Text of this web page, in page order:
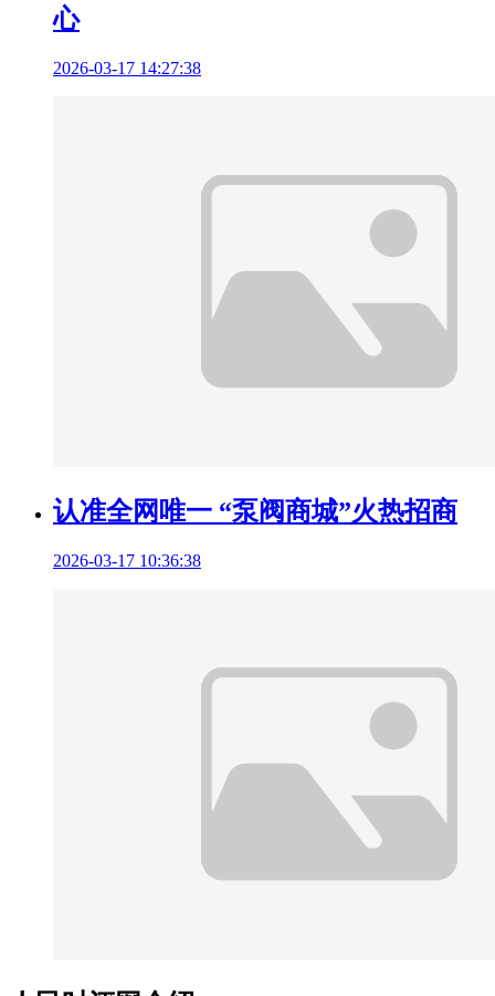
心
2026-03-17 14:27:38
认准全网唯一 “泵阀商城”火热招商
2026-03-17 10:36:38